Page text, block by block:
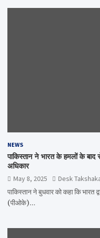
NEWS
पाकिस्तान ने भारत के हमलों के बाद
अधिकार
May 8, 2025
Desk
पाकिस्तान ने बुधवार को कहा कि भारत
(पीओके)…